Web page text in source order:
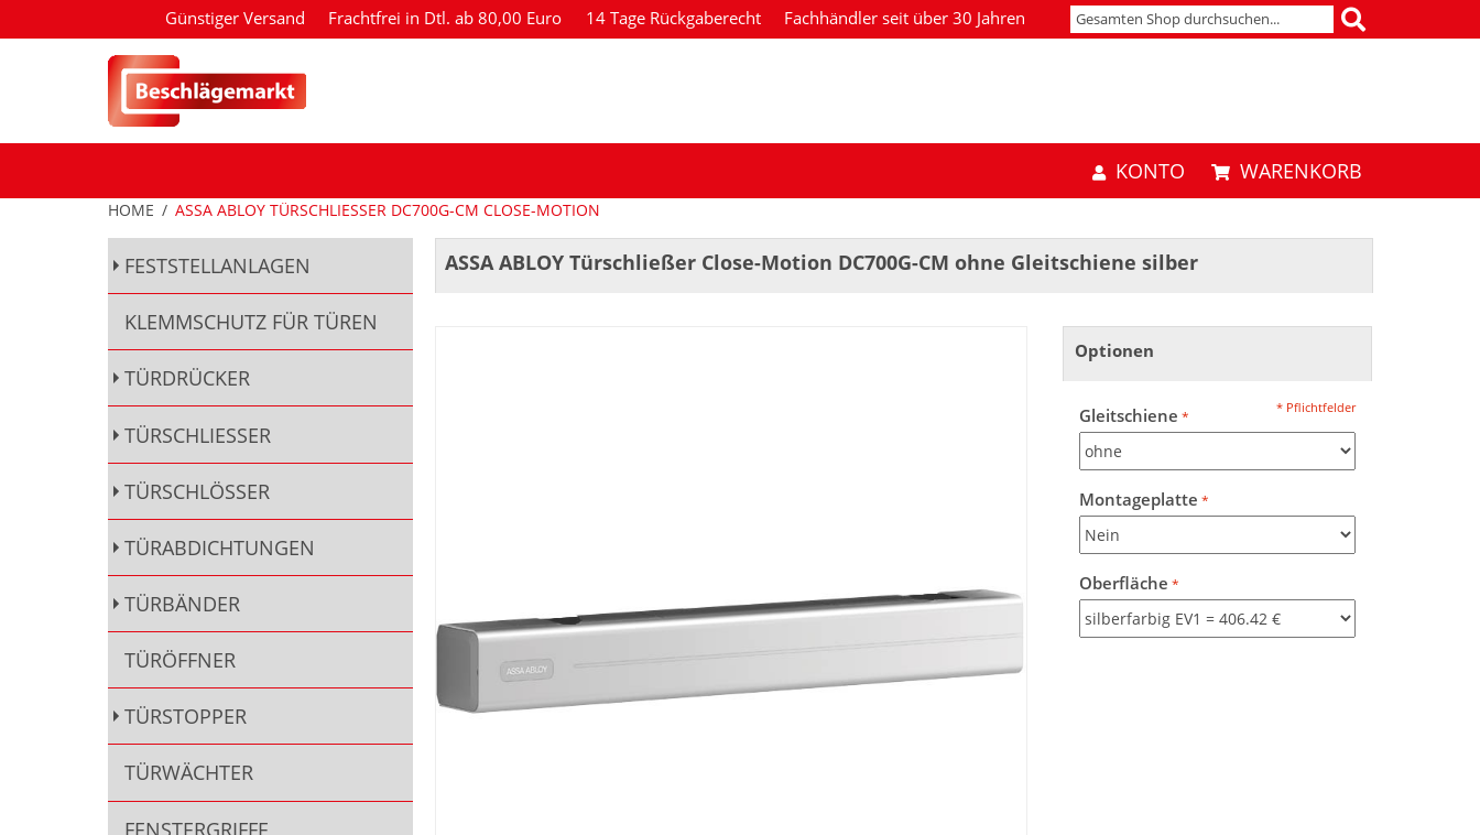
Günstiger Versand Frachtfrei in Dtl. ab 80,00 Euro 14 Tage Rückgaberecht Fachhändler seit über 30 Jahren
KONTO WARENKORB
HOME / ASSA ABLOY TÜRSCHLIESSER DC700G-CM CLOSE-MOTION
ASSA ABLOY Türschließer Close-Motion DC700G-CM ohne Gleitschiene silber
Optionen
Gleitschiene
Montageplatte
Oberfläche
* Pflichtfelder
FESTSTELLANLAGEN
KLEMMSCHUTZ FÜR TÜREN
TÜRDRÜCKER
TÜRSCHLIESSER
TÜRSCHLÖSSER
TÜRABDICHTUNGEN
TÜRBÄNDER
TÜRÖFFNER
TÜRSTOPPER
TÜRWÄCHTER
FENSTERGRIFFE